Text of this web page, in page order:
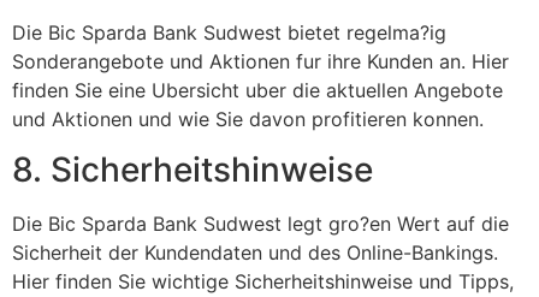
Die Bic Sparda Bank Sudwest bietet regelma?ig
Sonderangebote und Aktionen fur ihre Kunden an. Hier
finden Sie eine Ubersicht uber die aktuellen Angebote
und Aktionen und wie Sie davon profitieren konnen.
8. Sicherheitshinweise
Die Bic Sparda Bank Sudwest legt gro?en Wert auf die
Sicherheit der Kundendaten und des Online-Bankings.
Hier finden Sie wichtige Sicherheitshinweise und Tipps,